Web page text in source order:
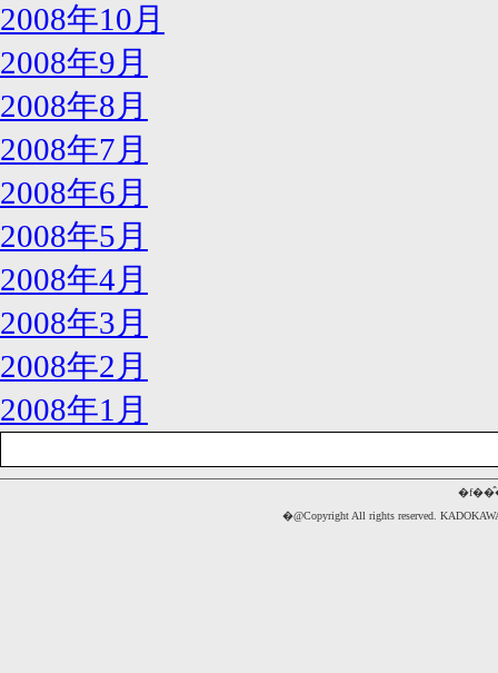
2008年10月
2008年9月
2008年8月
2008年7月
2008年6月
2008年5月
2008年4月
2008年3月
2008年2月
2008年1月
�@Copyright All rights reserved.